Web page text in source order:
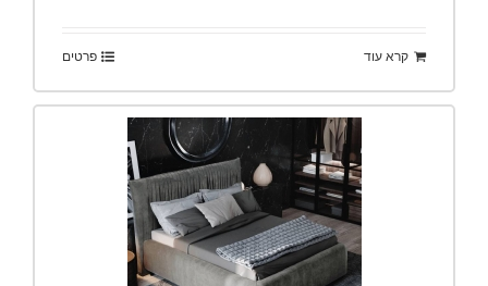
קרא עוד פרטים